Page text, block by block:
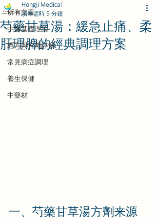
所有文章
中醫基礎理論
經方與方劑詳解
常見病症調理
養生保健
中藥材
芍藥甘草湯：緩急止痛、柔
肝理脾的經典調理方案
Hongji Medical
讀畢需時 9 分鐘
一、芍藥甘草湯方劑来源